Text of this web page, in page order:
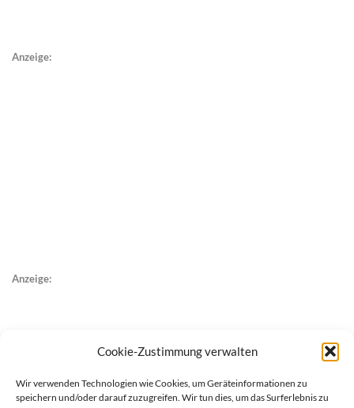
Cookie-Zustimmung verwalten
Wir verwenden Technologien wie Cookies, um Geräteinformationen zu
speichern und/oder darauf zuzugreifen. Wir tun dies, um das Surferlebnis zu
Anzeige:
Anzeige: